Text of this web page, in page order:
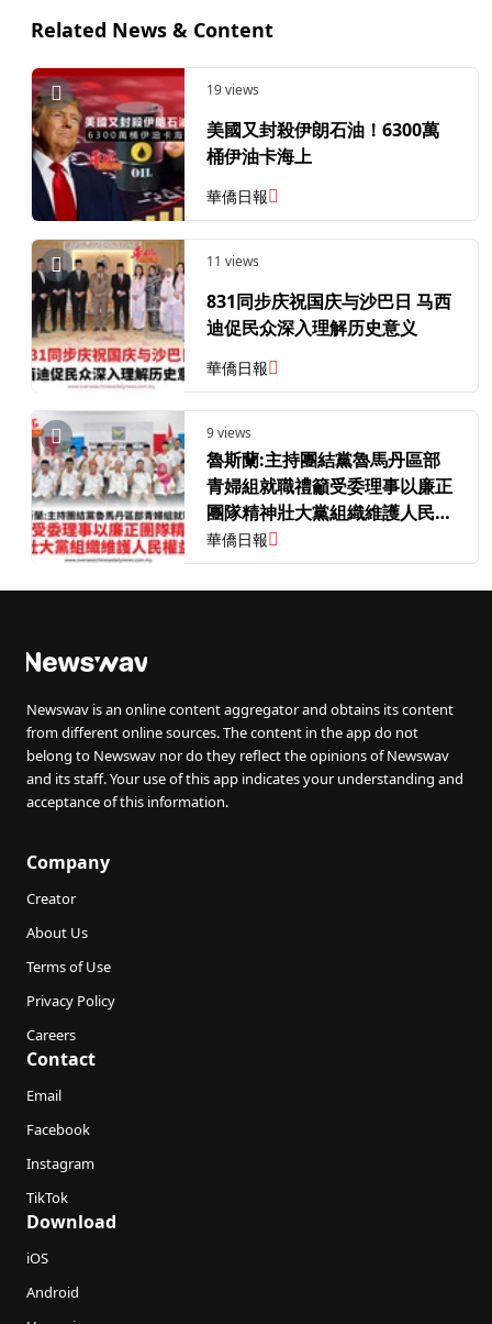
Related News & Content
19 views
美國又封殺伊朗石油！6300萬
桶伊油卡海上
華僑日報
11 views
831同步庆祝国庆与沙巴日 马西
迪促民众深入理解历史意义
華僑日報
9 views
魯斯蘭:主持團結黨魯馬丹區部
青婦組就職禮籲受委理事以廉正
團隊精神壯大黨組織維護人民權
益
華僑日報
Newswav is an online content aggregator and obtains its content
from different online sources. The content in the app do not
belong to Newswav nor do they reflect the opinions of Newswav
and its staff. Your use of this app indicates your understanding and
acceptance of this information.
Company
Creator
About Us
Terms of Use
Privacy Policy
Careers
Contact
Email
Facebook
Instagram
TikTok
Download
iOS
Android